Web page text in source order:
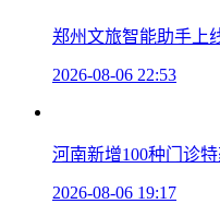
郑州文旅智能助手上
2026-08-06 22:53
河南新增100种门诊
2026-08-06 19:17